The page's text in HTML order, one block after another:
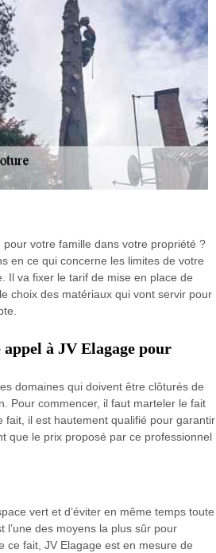
votre famille dans votre propriété ?
en ce qui concerne les limites de votre
Il va fixer le tarif de mise en place de
choix des matériaux qui vont servir pour
à JV Elagage pour
domaines qui doivent être clôturés de
Pour commencer, il faut marteler le fait
il est hautement qualifié pour garantir
que le prix proposé par ce professionnel
vert et d’éviter en même temps toute
l’une des moyens la plus sûr pour
ce fait, JV Elagage est en mesure de